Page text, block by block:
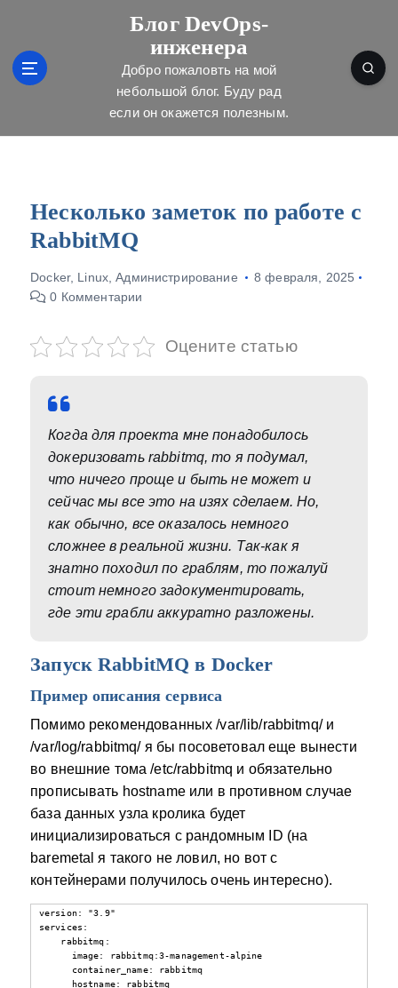
Блог DevOps-
инженера
Добро пожаловть на мой
небольшой блог. Буду рад
если он окажется полезным.
Несколько заметок по работе с
RabbitMQ
Docker, Linux,Администрирование
8 февраля, 2025
0 Комментарии
Оцените статью
Когда для проекта мне понадобилось
докеризовать rabbitmq, то я подумал,
что ничего проще и быть не может и
сейчас мы все это на изях сделаем. Но,
как обычно, все оказалось немного
сложнее в реальной жизни. Так-как я
знатно походил по граблям, то пожалуй
стоит немного задокументировать,
где эти грабли аккуратно разложены.
Запуск RabbitMQ в Docker
Пример описания сервиса
Помимо рекомендованных /var/lib/rabbitmq/ и
/var/log/rabbitmq/ я бы посоветовал еще вынести
во внешние тома /etc/rabbitmq и обязательно
прописывать hostname или в противном случае
база данных узла кролика будет
инициализироваться с рандомным ID (на
baremetal я такого не ловил, но вот с
контейнерами получилось очень интересно).
version: "3.9"
services:
rabbitmq:
image: rabbitmq:3-management-alpine
container_name: rabbitmq
hostname: rabbitmq